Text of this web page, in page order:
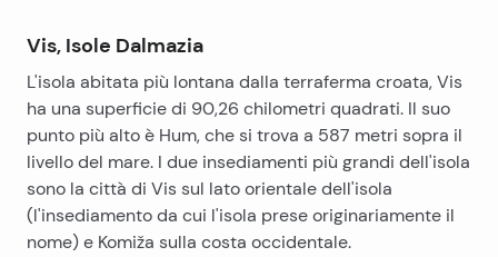
Vis, Isole Dalmazia
L'isola abitata più lontana dalla terraferma croata, Vis
ha una superficie di 90,26 chilometri quadrati. Il suo
punto più alto è Hum, che si trova a 587 metri sopra il
livello del mare. I due insediamenti più grandi dell'isola
sono la città di Vis sul lato orientale dell'isola
(l'insediamento da cui l'isola prese originariamente il
nome) e Komiža sulla costa occidentale.